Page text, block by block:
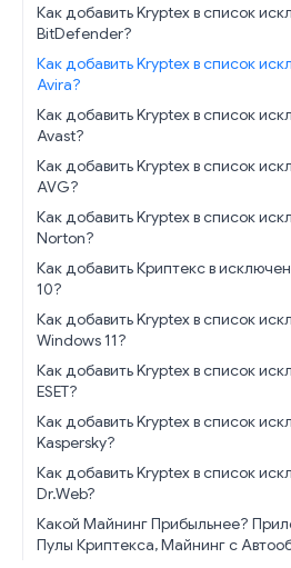
Как добавить Kryptex в список
BitDefender?
Как добавить Kryptex в список
Avira?
Как добавить Kryptex в список
Avast?
Как добавить Kryptex в список
AVG?
Как добавить Kryptex в список
Norton?
Как добавить Криптекс в
10?
Как добавить Kryptex в список
Windows 11?
Как добавить Kryptex в список
ESET?
Как добавить Kryptex в список
Kaspersky?
Как добавить Kryptex в список
Dr.Web?
Какой Майнинг Прибыльнее?
Пулы Криптекса, Майнинг с